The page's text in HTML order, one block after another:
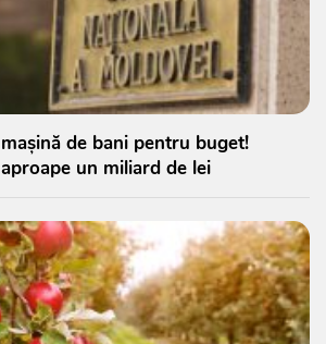
de bani pentru buget!
un miliard de lei